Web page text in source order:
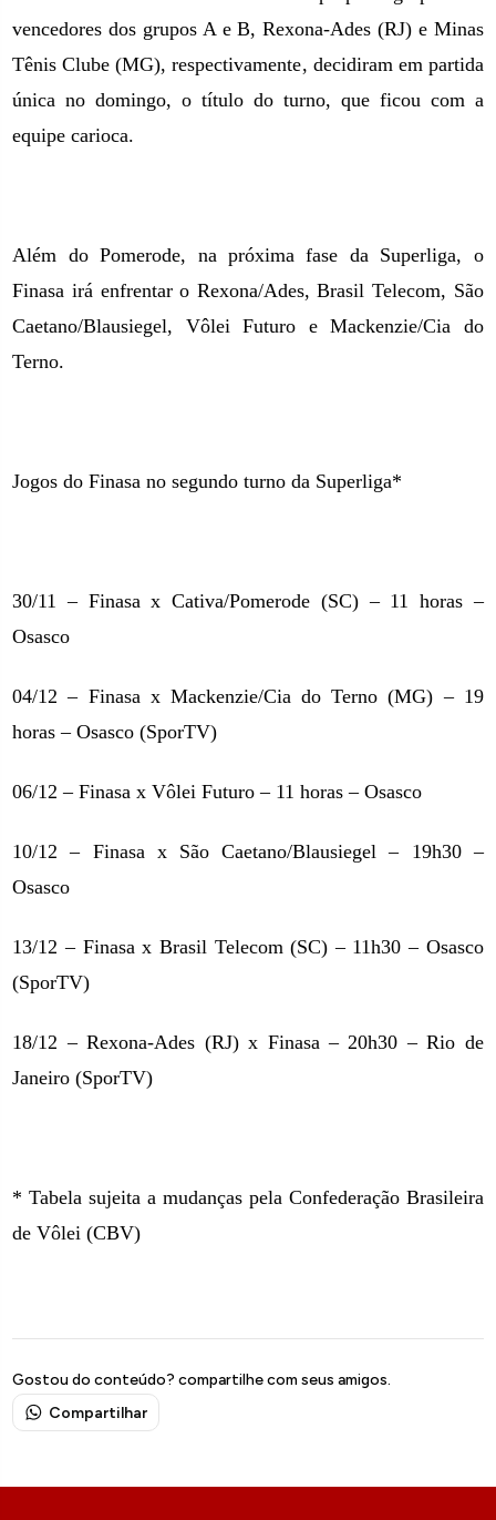
vencedores dos grupos A e B, Rexona-Ades (RJ) e Minas
Tênis Clube (MG), respectivamente, decidiram em partida
única no domingo, o título do turno, que ficou com a
equipe carioca.
Além do Pomerode, na próxima fase da Superliga, o
Finasa irá enfrentar o Rexona/Ades, Brasil Telecom, São
Caetano/Blausiegel, Vôlei Futuro e Mackenzie/Cia do
Terno.
Jogos do Finasa no segundo turno da Superliga*
30/11 – Finasa x Cativa/Pomerode (SC) – 11 horas –
Osasco
04/12 – Finasa x Mackenzie/Cia do Terno (MG) – 19
horas – Osasco (SporTV)
06/12 – Finasa x Vôlei Futuro – 11 horas – Osasco
10/12 – Finasa x São Caetano/Blausiegel – 19h30 –
Osasco
13/12 – Finasa x Brasil Telecom (SC) – 11h30 – Osasco
(SporTV)
18/12 – Rexona-Ades (RJ) x Finasa – 20h30 – Rio de
Janeiro (SporTV)
* Tabela sujeita a mudanças pela Confederação Brasileira
de Vôlei (CBV)
Gostou do conteúdo? compartilhe com seus amigos.
Compartilhar